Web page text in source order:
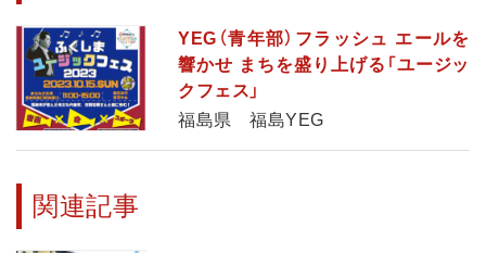
YEG（青年部）フラッシュ エールを
響かせ まちを盛り上げる「ユージッ
クフェス」
福島県 福島YEG
関連記事